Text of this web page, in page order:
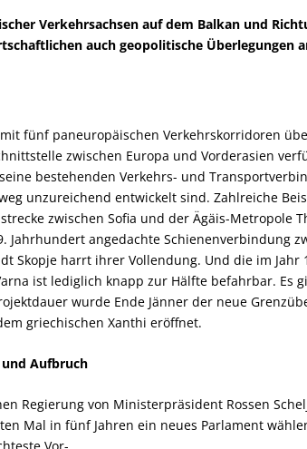
Verkehrsachsen auf dem Balkan und
auch geopolitische Überlegungen
fünf paneuropäischen Verkehrskorridoren
zwischen Europa und Vorderasien
bestehenden Verkehrs- und
unzureichend entwickelt sind. Zahlreiche
zwischen Sofia und der Ägäis-Metropole
Jahrhundert angedachte Schienenverbindung
Skopje harrt ihrer Vollendung. Und die im Jahr
ist lediglich knapp zur Hälfte befahrbar. Es
wurde Ende Jänner der neue
griechischen Xanthi eröffnet.
Aufbruch
Regierung von Ministerpräsident Rossen
Mal in fünf Jahren ein neues Parlament